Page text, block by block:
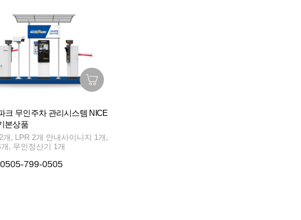
크 무인주차 관리시스템 NICE
본상품
개, LPR 2개 안내사이니지 1개,
, 무인정산기 1개
799-0505